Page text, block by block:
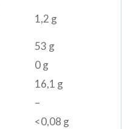
1,2 g
53 g
0 g
16,1 g
–
<0,08 g